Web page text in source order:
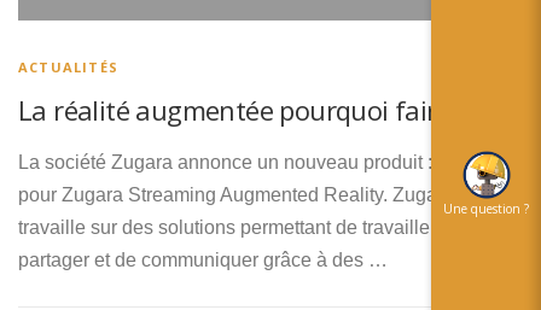
Español
ACTUALITÉS
La réalité augmentée pourquoi faire?
La société Zugara annonce un nouveau produit : Zugstar
pour Zugara Streaming Augmented Reality. Zugara
travaille sur des solutions permettant de travailler, de
partager et de communiquer grâce à des …
Une question ?